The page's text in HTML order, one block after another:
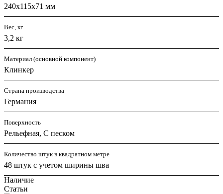
240х115х71 мм
Вес, кг
3,2 кг
Материал (основной компонент)
Клинкер
Страна производства
Германия
Поверхность
Рельефная, С песком
Количество штук в квадратном метре
48 штук с учетом ширины шва
Наличие
Статьи